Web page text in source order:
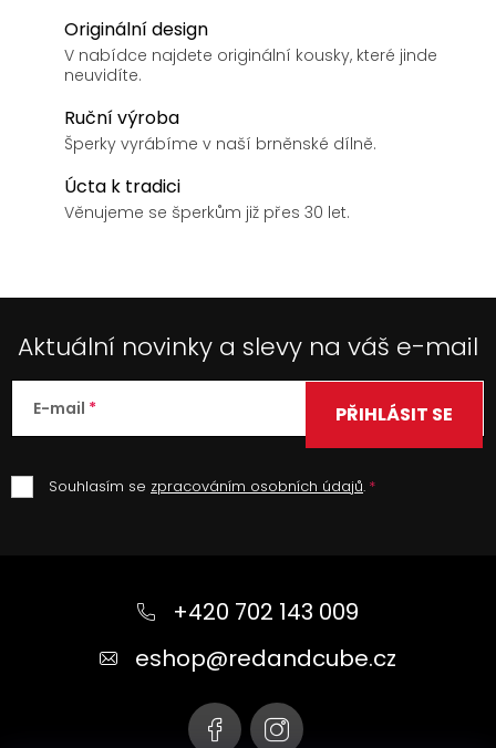
Originální design
V nabídce najdete originální kousky, které jinde
neuvidíte.
Ruční výroba
Šperky vyrábíme v naší brněnské dílně.
Úcta k tradici
Věnujeme se šperkům již přes 30 let.
Aktuální novinky a slevy na váš e-mail
E-mail
Souhlasím se zpracováním osobních údajů.
PŘIHLÁSIT SE
+420 702 143 009
eshop@redandcube.cz